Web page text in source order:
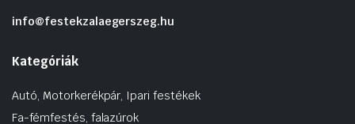
info@festekzalaegerszeg.hu
Kategóriák
Autó, Motorkerékpár, Ipari festékek
Fa-fémfestés, falazúrok